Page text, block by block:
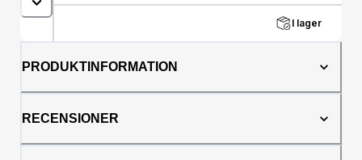
I lager
PRODUKTINFORMATION
RECENSIONER